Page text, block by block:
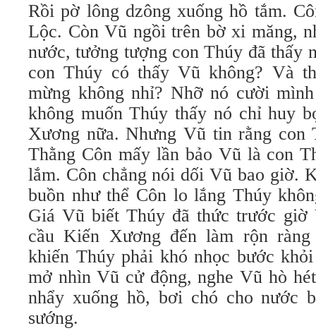
Rồi pờ lông dzông xuống hồ tắm.
Lộc. Còn Vũ ngồi trên bờ xi măng,
nước, tưởng tượng con Thúy đã thấy
con Thúy có thấy Vũ không? Và
mừng không nhỉ? Nhỡ nó cười
không muốn Thúy thấy nó chỉ huy
Xương nữa. Nhưng Vũ tin rằng con
Thằng Côn mấy lần bảo Vũ là con
lắm. Côn chẳng nói dối Vũ bao giờ.
buồn như thể Côn lo lắng Thúy
Giá Vũ biết Thúy đã thức trước giờ
cầu Kiến Xương đến làm rộn
khiến Thúy phải khó nhọc bước
mở nhìn Vũ cử động, nghe Vũ hò
nhẩy xuống hồ, bơi chó cho nước
sướng.